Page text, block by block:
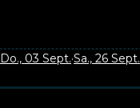
Do., 03 Sept.·Sa., 26 Sept.